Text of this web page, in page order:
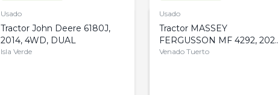
Usado
Tractor John Deere 6180J,
2014, 4WD, DUAL
Isla Verde
Usado
Tractor MASSEY
FERGUSSON MF 4292,
4WD, PATON
Venado Tuerto